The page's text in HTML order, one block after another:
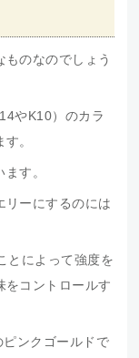
のなのでしょう
やK10）のカラ
。
す。
リーにするのには
とによって強度を
をコントロールす
ンクゴールドで